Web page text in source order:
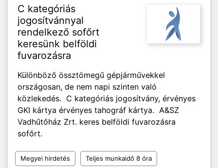
C kategóriás
jogosítvánnyal
rendelkező sofőrt
keresünk belföldi
fuvarozásra
Különböző össztömegű gépjárművekkel
országosan, de nem napi szinten való
közlekedés. C kategóriás jogosítvány, érvényes
GKI kártya érvényes tahográf kártya. A&SZ
Vadhűtőház Zrt. keres belföldi fuvarozásra
sofőrt.
Megyei hirdetés Teljes munkaidő 8 óra